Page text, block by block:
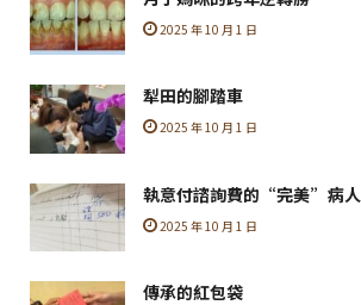
2025 年 10 月 1 日
犁田的腳踏車
2025 年 10 月 1 日
執意付諮詢費的“完美”病人
2025 年 10 月 1 日
傳承的紅包袋